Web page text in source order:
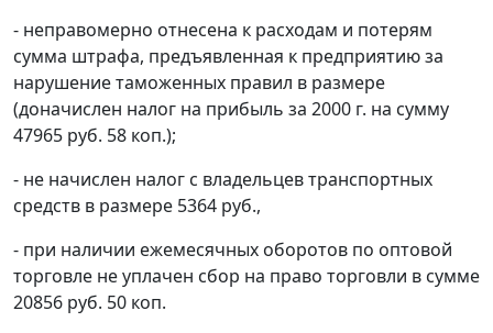
- неправомерно отнесена к расходам и потерям
сумма штрафа, предъявленная к предприятию за
нарушение таможенных правил в размере
(доначислен налог на прибыль за 2000 г. на сумму
47965 руб. 58 коп.);
- не начислен налог с владельцев транспортных
средств в размере 5364 руб.,
- при наличии ежемесячных оборотов по оптовой
торговле не уплачен сбор на право торговли в сумме
20856 руб. 50 коп.